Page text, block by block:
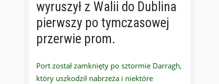
wyruszył z Walii do Dublina
pierwszy po tymczasowej
przerwie prom.
Port został zamknięty po sztormie Darragh,
który uszkodził nabrzeża i niektóre